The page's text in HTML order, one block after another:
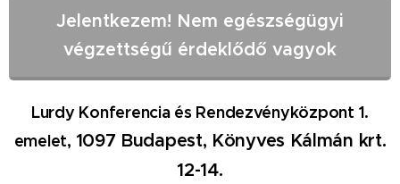
Jelentkezem! Nem egészségügyi
végzettségű érdeklődő vagyok
Lurdy Konferencia és Rendezvényközpont 1.
emelet, 1097 Budapest, Könyves Kálmán krt.
12-14.